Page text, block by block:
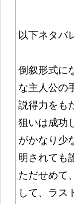
以下ネタバ
倒叙形式に
な主人公の
説得力をも
狙いは成功
がかなり少
明されても
ただせめて
して、ラス